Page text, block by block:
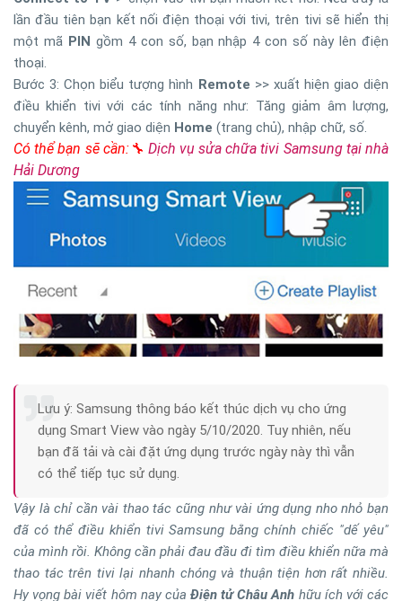
lần đầu tiên bạn kết nối điện thoại với tivi, trên tivi sẽ hiển thị
một mã PIN gồm 4 con số, bạn nhập 4 con số này lên điện
thoại.
Bước 3: Chọn biểu tượng hình Remote >> xuất hiện giao diện
điều khiển tivi với các tính năng như: Tăng giảm âm lượng,
chuyển kênh, mở giao diện Home (trang chủ), nhập chữ, số.
Có thể bạn sẽ cần:🔧 Dịch vụ sửa chữa tivi Samsung tại nhà
Hải Dương
Lưu ý: Samsung thông báo kết thúc dịch vụ cho ứng
dụng Smart View vào ngày 5/10/2020. Tuy nhiên, nếu
bạn đã tải và cài đặt ứng dụng trước ngày này thì vẫn
có thể tiếp tục sử dụng.
Vậy là chỉ cần vài thao tác cũng như vài ứng dụng nho nhỏ bạn
đã có thể điều khiển tivi Samsung bằng chính chiếc "dế yêu"
của mình rồi. Không cần phải đau đầu đi tìm điều khiển nữa mà
thao tác trên tivi lại nhanh chóng và thuận tiện hơn rất nhiều.
Hy vọng bài viết hôm nay của Điện tử Châu Anh hữu ích với các